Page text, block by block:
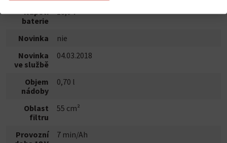
Napětí
baterie
18,0 V
Novinka
nie
Novinka
ve službě
04.03.2018
Objem
nádoby
0,70 l
Oblast
filtru
55 cm²
Provozní
7 min/Ah